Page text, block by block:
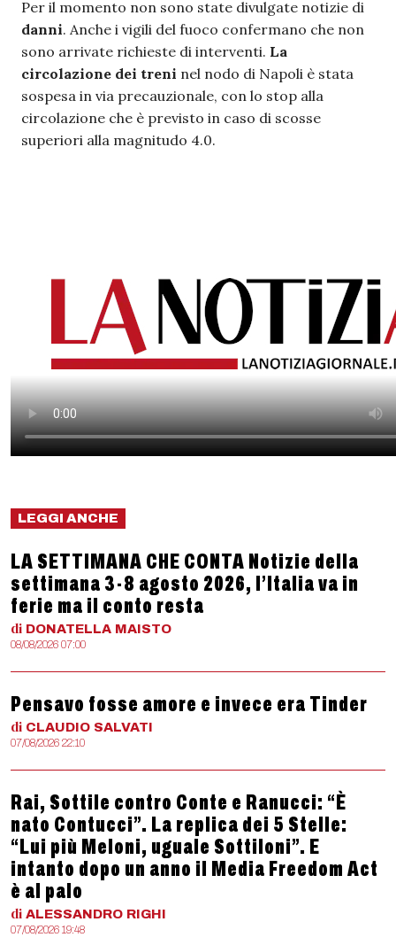
Per il momento non sono state divulgate notizie di
danni. Anche i vigili del fuoco confermano che non
sono arrivate richieste di interventi. La
circolazione dei treni nel nodo di Napoli è stata
sospesa in via precauzionale, con lo stop alla
circolazione che è previsto in caso di scosse
superiori alla magnitudo 4.0.
LEGGI ANCHE
LA SETTIMANA CHE CONTA Notizie della
settimana 3-8 agosto 2026, l’Italia va in
ferie ma il conto resta
di DONATELLA MAISTO
08/08/2026 07:00
Pensavo fosse amore e invece era Tinder
di CLAUDIO SALVATI
07/08/2026 22:10
Rai, Sottile contro Conte e Ranucci: “È
nato Contucci”. La replica dei 5 Stelle:
“Lui più Meloni, uguale Sottiloni”. E
intanto dopo un anno il Media Freedom Act
è al palo
di ALESSANDRO RIGHI
07/08/2026 19:48